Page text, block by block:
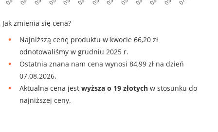
Jak zmienia się cena?
Najniższą cenę produktu w kwocie 66,20 zł
odnotowaliśmy w grudniu 2025 r.
Ostatnia znana nam cena wynosi 84,99 zł na dzień
07.08.2026.
Aktualna cena jest wyższa o 19 złotych w stosunku do
najniższej ceny.